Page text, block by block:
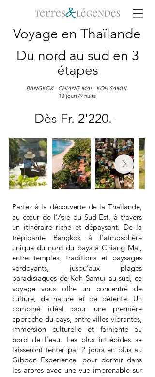
Voyage en Thaïlande
Du nord au sud en 3
étapes
BANGKOK - CHIANG MAI - KOH SAMUI
10 jours/9 nuits
Dès Fr. 2'220.-
Partez à la découverte de la Thaïlande,
au cœur de l’Asie du Sud-Est, à travers
un itinéraire riche et dépaysant. De la
trépidante Bangkok à l’atmosphère
unique du nord du pays à Chiang Mai,
entre temples, traditions et paysages
verdoyants, jusqu’aux plages
paradisiaques de Koh Samui au sud, ce
voyage vous offre un concentré de
culture, de nature et de détente. Un
combiné idéal pour une première
approche du pays, entre villes vibrantes,
immersion culturelle et farniente au
bord de l’eau. Les plus intrépides se
laisseront tenter par 2 jours en plus au
Gibbon Experience, pour dormir dans
les arbres avec une vue imprenable sur